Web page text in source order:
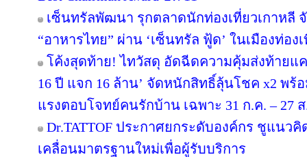
เซ็นทรัลพัฒนา รุกตลาดนักท่องเที่ยวเกาหลี
“อาหารไทย” ผ่าน ‘เซ็นทรัล ฟู้ด’ ในเมืองท่อง
โค้งสุดท้าย! ไทวัสดุ อัดฉีดความคุ้มส่งท้ายแ
16 ปี แจก 16 ล้าน’ จัดหนักสิทธิ์ลุ้นโชค x2 พ
แรงตอบโจทย์คนรักบ้าน เฉพาะ 31 ก.ค. – 27
Dr.TATTOF ประกาศยกระดับองค์กร ชูแนว
เคลื่อนมาตรฐานใหม่เพื่อผู้รับบริการ